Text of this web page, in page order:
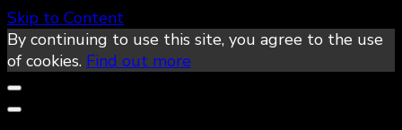
Skip to Content
By continuing to use this site, you agree to the use
of cookies. Find out more